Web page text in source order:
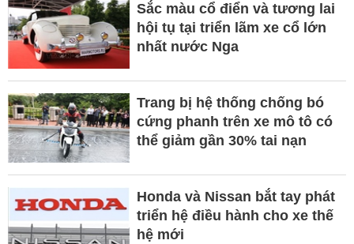
Sắc màu cổ điển và tương lai
hội tụ tại triển lãm xe cổ lớn
nhất nước Nga
Trang bị hệ thống chống bó
cứng phanh trên xe mô tô có
thể giảm gần 30% tai nạn
Honda và Nissan bắt tay phát
triển hệ điều hành cho xe thế
hệ mới